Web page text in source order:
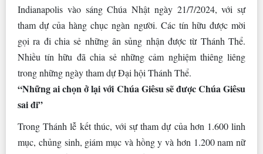
Indianapolis vào sáng Chúa Nhật ngày 21/7/2024, với sự
tham dự của hàng chục ngàn người. Các tín hữu được mời
gọi ra đi chia sẻ những ân sủng nhận được từ Thánh Thể.
Nhiều tín hữu đã chia sẻ những cảm nghiệm thiêng liêng
trong những ngày tham dự Đại hội Thánh Thể.
“Những ai chọn ở lại với Chúa Giêsu sẽ được Chúa Giêsu
sai đi”
Trong Thánh lễ kết thúc, với sự tham dự của hơn 1.600 linh
mục, chủng sinh, giám mục và hồng y và hơn 1.200 nam nữ